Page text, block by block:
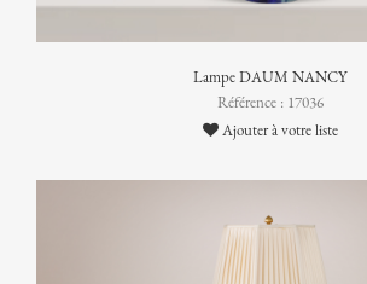
Lampe DAUM NANCY
Référence : 17036
Ajouter à votre liste